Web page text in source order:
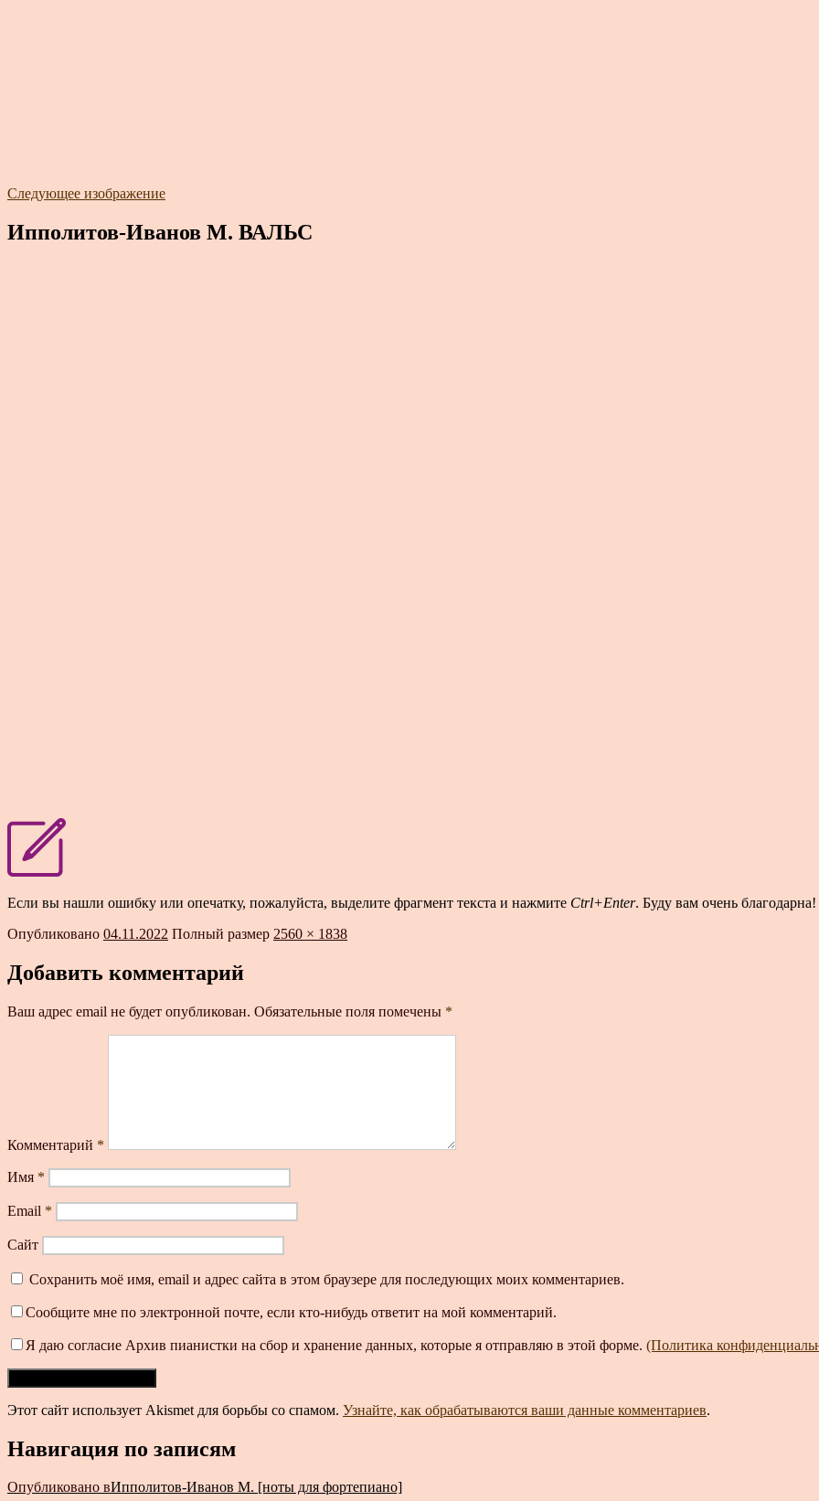
Следующее изображение
Ипполитов-Иванов М. ВАЛЬС
Если вы нашли ошибку или опечатку, пожалуйста, выделите фрагмент текста и нажмите Ctrl+Enter. Буду вам очень благодарна!
Опубликовано 04.11.2022 Полный размер 2560 × 1838
Добавить комментарий
Ваш адрес email не будет опубликован. Обязательные поля помечены *
Комментарий *
Имя *
Email *
Сайт
Сохранить моё имя, email и адрес сайта в этом браузере для последующих моих комментариев.
Сообщите мне по электронной почте, если кто-нибудь ответит на мой комментарий.
Я даю согласие Архив пианистки на сбор и хранение данных, которые я отправляю в этой форме. (Политика
Этот сайт использует Akismet для борьбы со спамом. Узнайте, как обрабатываются ваши данные комментариев.
Навигация по записям
Опубликовано вИпполитов-Иванов М. [ноты для фортепиано]